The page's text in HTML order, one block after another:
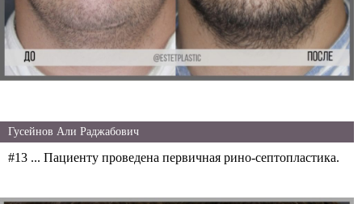
Гусейнов Али Раджабович
#13 ... Пациенту проведена первичная рино-септопластика.